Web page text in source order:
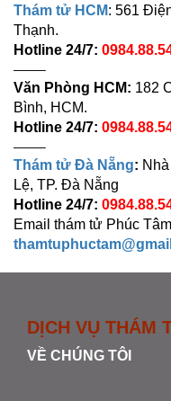
Thám tử HCM: 561
Thạnh.
Hotline 24/7:
——–
Văn Phòng HCM: 182
Bình, HCM.
Hotline 24/7:
——–
Thám tử Đà Nẵng:
Lệ, TP. Đà Nẵng
Hotline 24/7:
Email thám tử Phúc
DỊCH VỤ THÁM
VỀ CHÚNG TÔI